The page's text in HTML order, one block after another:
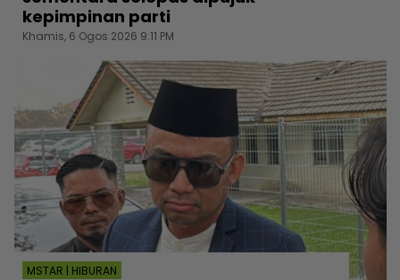
kepimpinan parti
Khamis, 6 Ogos 2026 9:11 PM
MSTAR | HIBURAN